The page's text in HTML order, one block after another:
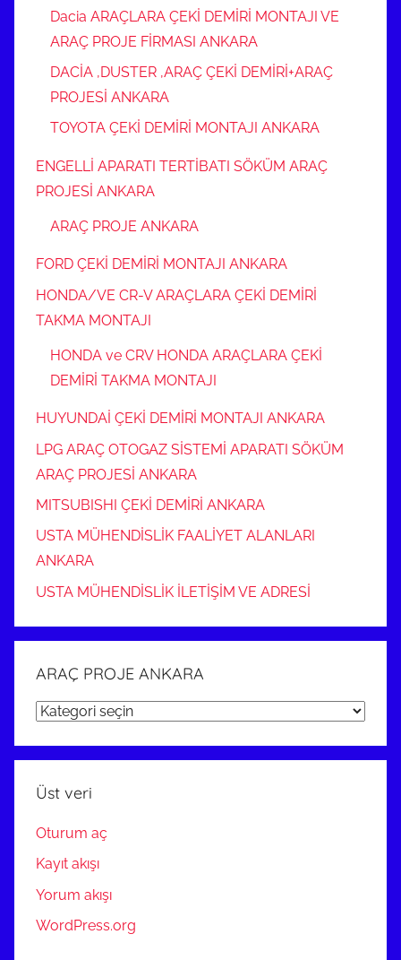
Dacia ARAÇLARA ÇEKİ DEMİRİ MONTAJI VE
ARAÇ PROJE FİRMASI ANKARA
DACİA ,DUSTER ,ARAÇ ÇEKİ DEMİRİ+ARAÇ
PROJESİ ANKARA
TOYOTA ÇEKİ DEMİRİ MONTAJI ANKARA
ENGELLİ APARATI TERTİBATI SÖKÜM ARAÇ
PROJESİ ANKARA
ARAÇ PROJE ANKARA
FORD ÇEKİ DEMİRİ MONTAJI ANKARA
HONDA/VE CR-V ARAÇLARA ÇEKİ DEMİRİ
TAKMA MONTAJI
HONDA ve CRV HONDA ARAÇLARA ÇEKİ
DEMİRİ TAKMA MONTAJI
HUYUNDAİ ÇEKİ DEMİRİ MONTAJI ANKARA
LPG ARAÇ OTOGAZ SİSTEMİ APARATI SÖKÜM
ARAÇ PROJESİ ANKARA
MITSUBISHI ÇEKİ DEMİRİ ANKARA
USTA MÜHENDİSLİK FAALİYET ALANLARI
ANKARA
USTA MÜHENDİSLİK İLETİŞİM VE ADRESİ
ARAÇ PROJE ANKARA
ARAÇ
ANKARA
Üst veri
Oturum aç
Kayıt akışı
Yorum akışı
WordPress.org